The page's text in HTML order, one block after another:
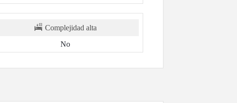
Complejidad alta
No